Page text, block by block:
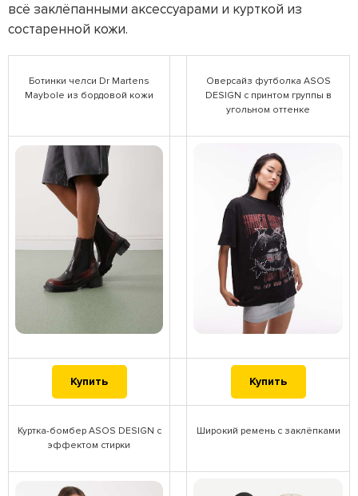
всё заклёпанными аксессуарами и курткой из
состаренной кожи.
Ботинки челси Dr Martens
Maybole из бордовой кожи
Оверсайз футболка ASOS
DESIGN с принтом группы в
угольном оттенке
Купить Купить
Куртка-бомбер ASOS DESIGN с
эффектом стирки
Широкий ремень с заклёпками